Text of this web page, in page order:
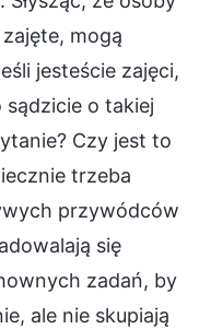
mogą
jesteście zajęci,
sądzicie o takiej
Czy jest to
trzeba
przywódców
się
zadań, by
ale nie skupiają